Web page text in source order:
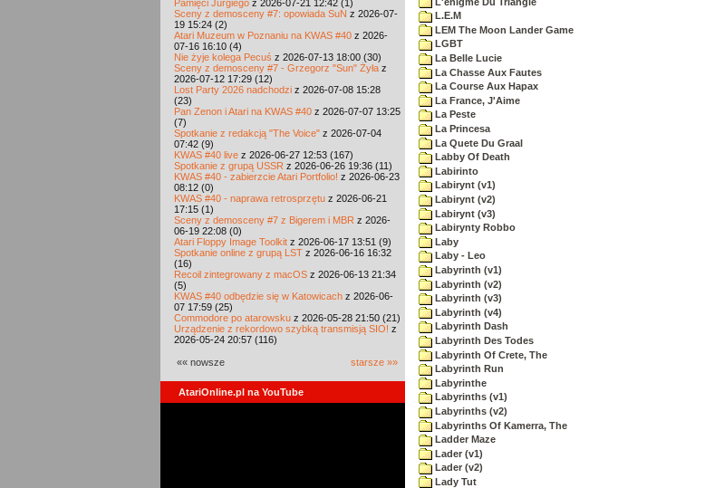
Pamięci Jurgiego z 2026-07-21 12:42 (1)
Sceny z demosceny #7: opowiada SuN z 2026-07-
19 15:24 (2)
Atari Muzeum w Poznaniu na KWAS #40 z 2026-
07-16 16:10 (4)
Nie żyje kolega Pecuś z 2026-07-13 18:00 (30)
Sceny z demosceny #7 - Grzegorz "Sun" Żyła z
2026-07-12 17:29 (12)
Lost Party 2026 nadchodzi z 2026-07-08 15:28
(23)
Pan Zenon i Atari na KWAS #40 z 2026-07-07 13:25
(7)
Spotkanie z redakcją "The Voice" z 2026-07-04
07:42 (9)
KWAS #40 live z 2026-06-27 12:53 (167)
Spotkanie z grupą USSR z 2026-06-26 19:36 (11)
KWAS #40 - zabierzcie Atari Portfolio! z 2026-06-23
08:12 (0)
KWAS #40 - naprawa retrosprzętu z 2026-06-21
17:15 (1)
Sceny z demosceny #7 z Bigerem i MBR z 2026-
06-19 22:08 (0)
Atari Floppy Image Toolkit z 2026-06-17 13:51 (9)
Spotkanie online z grupą LST z 2026-06-16 16:32
(16)
Recoil zintegrowany z macOS z 2026-06-13 21:34
(5)
KWAS #40 odbędzie się w Katowicach z 2026-06-
07 17:59 (25)
Commodore po atarowsku z 2026-05-28 21:50 (21)
Urządzenie z rekordowo szybką transmisją SIO! z
2026-05-24 20:57 (116)
«« nowsze starsze »»
AtariOnline.pl na YouTube
L.E.M
LEM The Moon Lander Game
LGBT
La Belle Lucie
La Chasse Aux Fautes
La Course Aux Hapax
La France, J'Aime
La Peste
La Princesa
La Quete Du Graal
Labby Of Death
Labirinto
Labirynt (v1)
Labirynt (v2)
Labirynt (v3)
Labirynty Robbo
Laby
Laby - Leo
Labyrinth (v1)
Labyrinth (v2)
Labyrinth (v3)
Labyrinth (v4)
Labyrinth Dash
Labyrinth Des Todes
Labyrinth Of Crete, The
Labyrinth Run
Labyrinthe
Labyrinths (v1)
Labyrinths (v2)
Labyrinths Of Kamerra, The
Ladder Maze
Lader (v1)
Lader (v2)
Lady Tut